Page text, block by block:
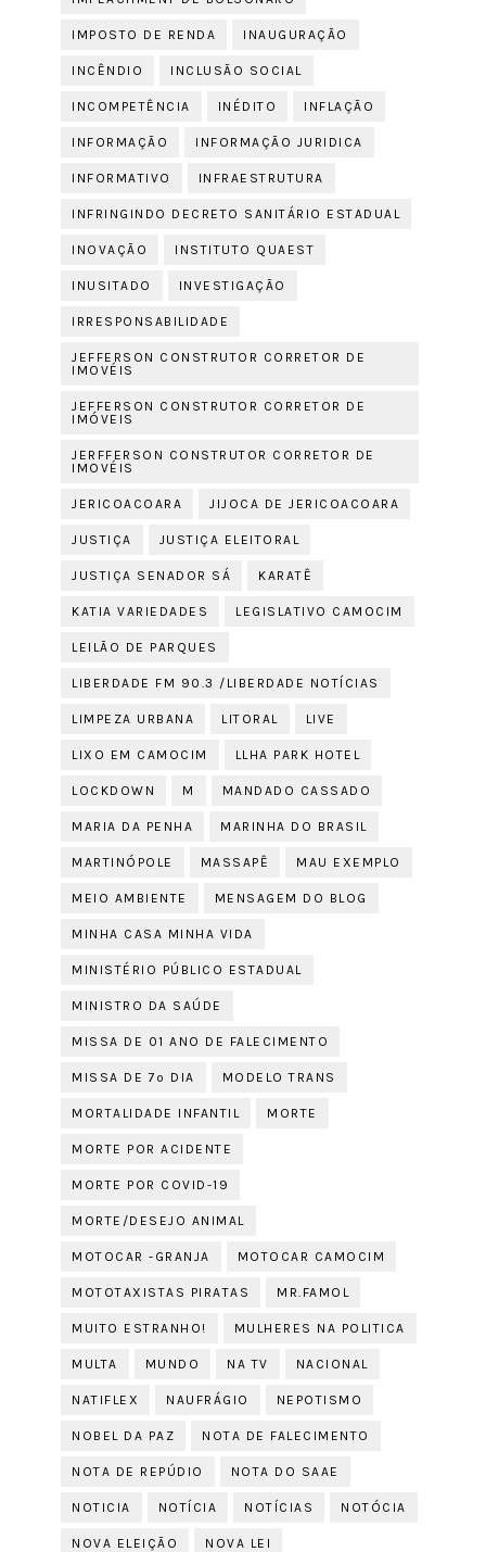
IMPOSTO DE RENDA INAUGURAÇÃO
INCÊNDIO INCLUSÃO SOCIAL
INCOMPETÊNCIA INÉDITO INFLAÇÃO
INFORMAÇÃO INFORMAÇÃO JURIDICA
INFORMATIVO INFRAESTRUTURA
INFRINGINDO DECRETO SANITÁRIO ESTADUAL
INOVAÇÃO INSTITUTO QUAEST
INUSITADO INVESTIGAÇÃO
IRRESPONSABILIDADE
JEFFERSON CONSTRUTOR CORRETOR DE
IMOVÉIS
JEFFERSON CONSTRUTOR CORRETOR DE
IMÓVEIS
JERFFERSON CONSTRUTOR CORRETOR DE
IMOVÉIS
JERICOACOARA JIJOCA DE JERICOACOARA
JUSTIÇA JUSTIÇA ELEITORAL
JUSTIÇA SENADOR SÁ KARATÊ
KATIA VARIEDADES LEGISLATIVO CAMOCIM
LEILÃO DE PARQUES
LIBERDADE FM 90.3 /LIBERDADE NOTÍCIAS
LIMPEZA URBANA LITORAL LIVE
LIXO EM CAMOCIM LLHA PARK HOTEL
LOCKDOWN M MANDADO CASSADO
MARIA DA PENHA MARINHA DO BRASIL
MARTINÓPOLE MASSAPÊ MAU EXEMPLO
MEIO AMBIENTE MENSAGEM DO BLOG
MINHA CASA MINHA VIDA
MINISTÉRIO PÚBLICO ESTADUAL
MINISTRO DA SAÚDE
MISSA DE 01 ANO DE FALECIMENTO
MISSA DE 7º DIA MODELO TRANS
MORTALIDADE INFANTIL MORTE
MORTE POR ACIDENTE
MORTE POR COVID-19
MORTE/DESEJO ANIMAL
MOTOCAR -GRANJA MOTOCAR CAMOCIM
MOTOTAXISTAS PIRATAS MR.FAMOL
MUITO ESTRANHO! MULHERES NA POLITICA
MULTA MUNDO NA TV NACIONAL
NATIFLEX NAUFRÁGIO NEPOTISMO
NOBEL DA PAZ NOTA DE FALECIMENTO
NOTA DE REPÚDIO NOTA DO SAAE
NOTICIA NOTÍCIA NOTÍCIAS NOTÓCIA
NOVA ELEIÇÃO NOVA LEI